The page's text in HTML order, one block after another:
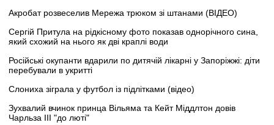
Акробат розвеселив Мережа трюком зі штанами (ВІДЕО)
Сергій Притула на рідкісному фото показав однорічного сина,
який схожий на нього як дві краплі води
Російські окупанти вдарили по дитячій лікарні у Запоріжжі: діти
перебували в укритті
Слониха зіграла у футбол із підлітками (відео)
Зухвалий вчинок принца Вільяма та Кейт Міддлтон довів
Чарльза III "до люті"